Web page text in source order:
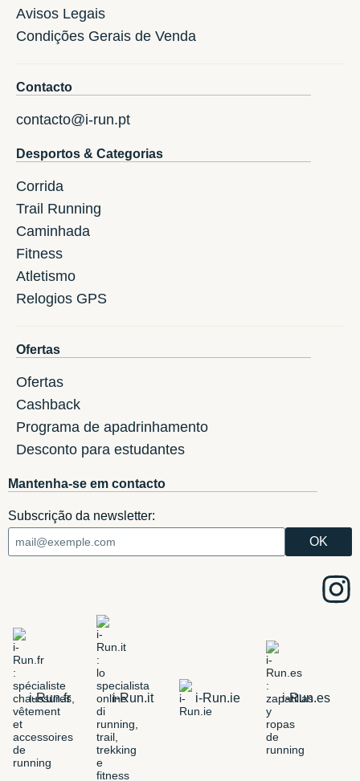
Avisos Legais
Condições Gerais de Venda
Contacto
contacto@i-run.pt
Desportos & Categorias
Corrida
Trail Running
Caminhada
Fitness
Atletismo
Relogios GPS
Ofertas
Ofertas
Cashback
Programa de apadrinhamento
Desconto para estudantes
Mantenha-se em contacto
Subscrição da newsletter:
i-Run.fr i-Run.it i-Run.ie i-Run.es